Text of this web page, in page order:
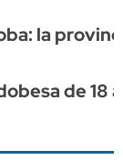
la
de 18